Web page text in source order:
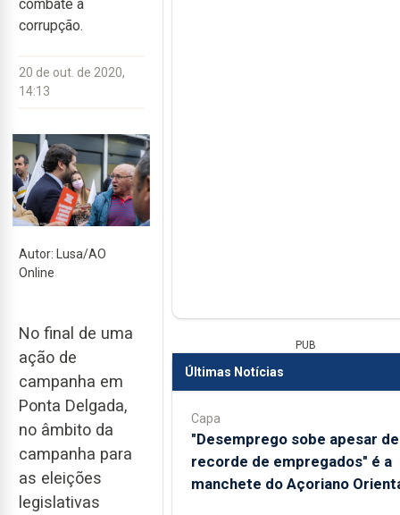
combate à
corrupção.
20 de out. de 2020,
14:13
Autor: Lusa/AO
Online
No final de uma
ação de
campanha em
Ponta Delgada,
no âmbito da
campanha para
as eleições
legislativas
PUB
Últimas Notícias
Capa
"Desemprego sobe apesar de
recorde de empregados" é a
manchete do Açoriano